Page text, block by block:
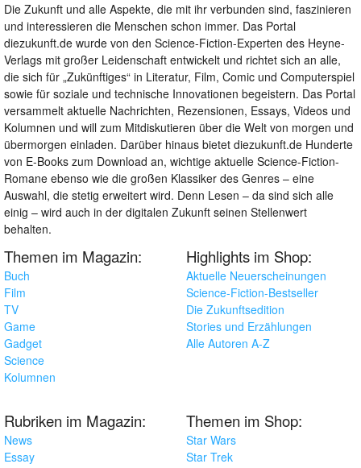
Die Zukunft und alle Aspekte, die mit ihr verbunden sind, faszinieren
und interessieren die Menschen schon immer. Das Portal
diezukunft.de wurde von den Science-Fiction-Experten des Heyne-
Verlags mit großer Leidenschaft entwickelt und richtet sich an alle,
die sich für „Zukünftiges“ in Literatur, Film, Comic und Computerspiel
sowie für soziale und technische Innovationen begeistern. Das Portal
versammelt aktuelle Nachrichten, Rezensionen, Essays, Videos und
Kolumnen und will zum Mitdiskutieren über die Welt von morgen und
übermorgen einladen. Darüber hinaus bietet diezukunft.de Hunderte
von E-Books zum Download an, wichtige aktuelle Science-Fiction-
Romane ebenso wie die großen Klassiker des Genres – eine
Auswahl, die stetig erweitert wird. Denn Lesen – da sind sich alle
einig – wird auch in der digitalen Zukunft seinen Stellenwert
behalten.
Themen im Magazin:
Buch
Film
TV
Game
Gadget
Science
Kolumnen
Highlights im Shop:
Aktuelle Neuerscheinungen
Science-Fiction-Bestseller
Die Zukunftsedition
Stories und Erzählungen
Alle Autoren A-Z
Rubriken im Magazin:
News
Essay
Themen im Shop:
Star Wars
Star Trek